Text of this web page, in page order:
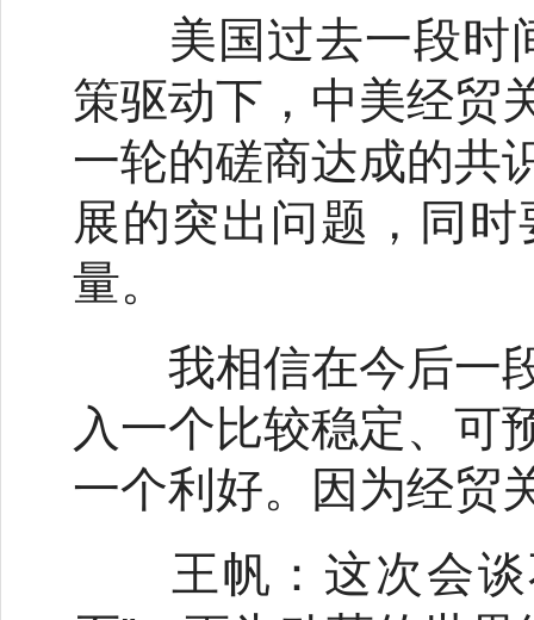
美国过去一段时间
策驱动下，中美经贸
一轮的磋商达成的共
展的突出问题，同
量。
我相信在今后一段
入一个比较稳定、可
一个利好。因为经贸
王帆： 这次会